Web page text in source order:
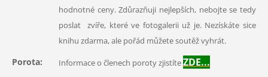
hodnotné ceny. Zdůrazňuji nejlepších, nebojte se tedy
poslat zvíře, které ve fotogalerii už je. Nezískáte sice
knihu zdarma, ale pořád můžete soutěž vyhrát.
Porota: Informace o členech poroty zjistíteZDE...